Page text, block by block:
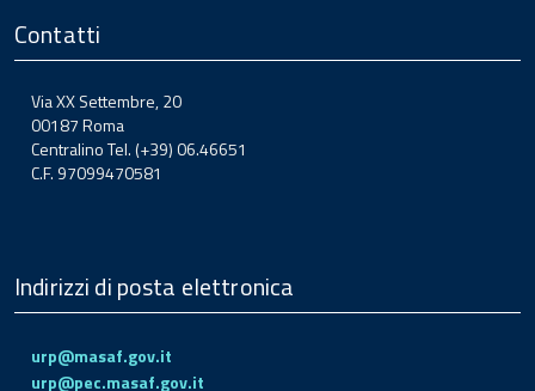
Contatti
Via XX Settembre, 20
00187 Roma
Centralino Tel. (+39) 06.46651
C.F. 97099470581
Indirizzi di posta elettronica
urp@masaf.gov.it
urp@pec.masaf.gov.it